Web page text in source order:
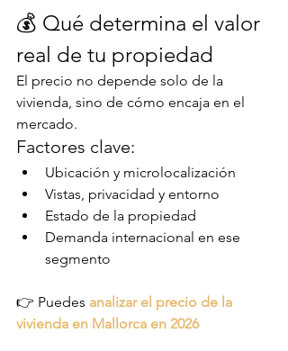
💰 Qué determina el valor
real de tu propiedad
El precio no depende solo de la
vivienda, sino de cómo encaja en el
mercado.
Factores clave:
Ubicación y microlocalización
Vistas, privacidad y entorno
Estado de la propiedad
Demanda internacional en ese
segmento
👉 Puedes analizar el precio de la
vivienda en Mallorca en 2026